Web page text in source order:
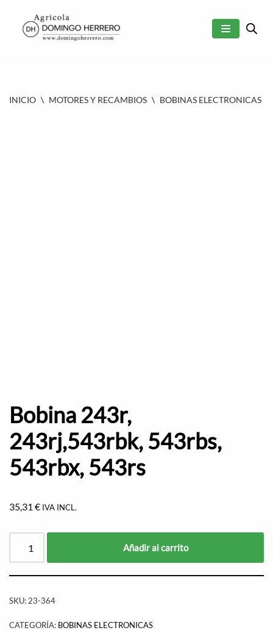
SALTAR
INICIO \ MOTORES Y RECAMBIOS \ BOBINAS ELECTRONICAS
Bobina 243r,
243rj,543rbk, 543rbs,
543rbx, 543rs
35,31 € IVA INCL.
Añadir al carrito
SKU: 23-364
CATEGORÍA: BOBINAS ELECTRONICAS